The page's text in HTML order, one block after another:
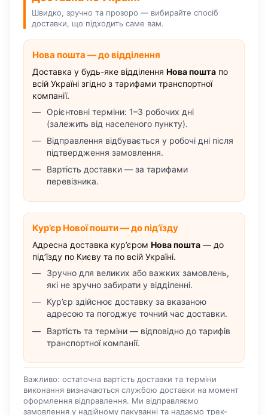
Швидко, зручно та прозоро — вибирайте спосіб
доставки, що підходить саме вам.
Нова пошта — до відділення
Доставка у будь-яке відділення Нова пошта по
всій Україні згідно з тарифами транспортної
компанії.
Орієнтовні терміни: 1–3 робочих дні
(залежить від населеного пункту).
Відправлення відбувається у робочі дні після
підтвердження замовлення.
Вартість доставки — за тарифами
перевізника.
Кур’єр Нової пошти — до під’їзду
Адресна доставка кур’єром Нова пошта — до
під’їзду по Києву та по всій Україні.
Зручно для великих або важких замовлень,
які не зручно забирати у відділенні.
Кур’єр здійснює доставку за вказаною
адресою та погоджує точний час доставки.
Вартість та терміни — відповідно до тарифів
транспортної компанії.
Важливо: остаточна вартість доставки та терміни
виконання визначаються службою доставки на момент
оформлення відправлення. Ми відправляємо
замовлення у надійному пакуванні та надаємо трек-